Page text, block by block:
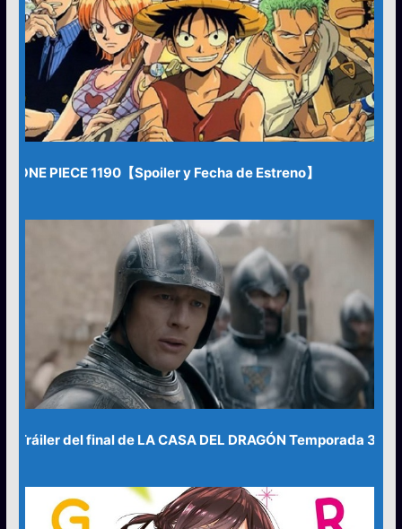
ONE PIECE 1190【Spoiler y Fecha de Estreno】
Tráiler del final de LA CASA DEL DRAGÓN Temporada 3